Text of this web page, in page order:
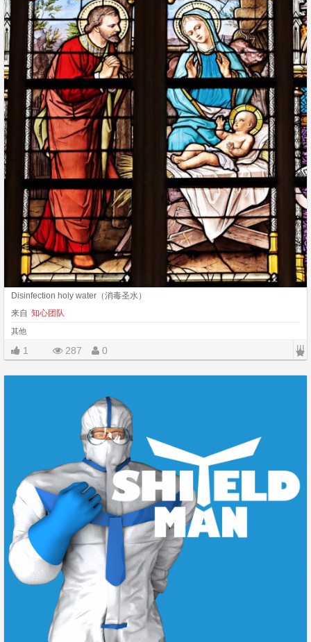
Disinfection holy water（消毒圣水）
来自 知心团队
其他
1 287 0 |||